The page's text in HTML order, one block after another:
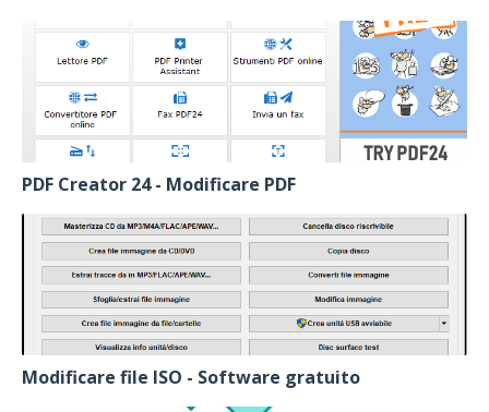
PDF Creator 24 - Modificare PDF
Modificare file ISO - Software gratuito